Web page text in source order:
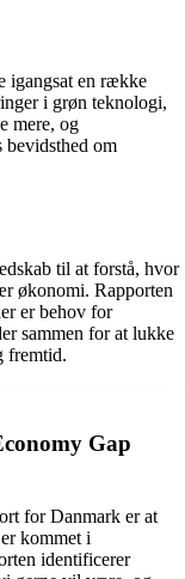
igangsat en række
i grøn teknologi,
mere, og
bevidsthed om
til at forstå, hvor
økonomi. Rapporten
er behov for
sammen for at lukke
fremtid.
Gap
for Danmark er at
kommet i
identificerer